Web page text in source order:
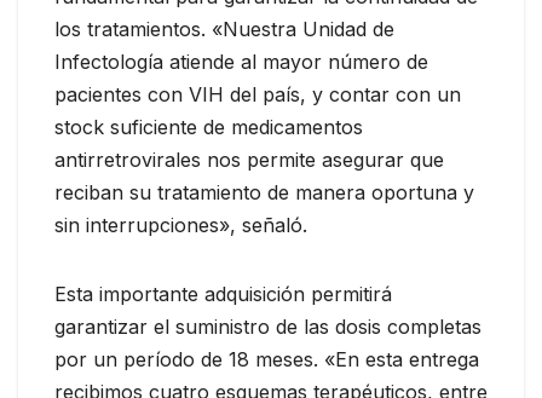
los tratamientos. «Nuestra Unidad de
Infectología atiende al mayor número de
pacientes con VIH del país, y contar con un
stock suficiente de medicamentos
antirretrovirales nos permite asegurar que
reciban su tratamiento de manera oportuna y
sin interrupciones», señaló.
Esta importante adquisición permitirá
garantizar el suministro de las dosis completas
por un período de 18 meses. «En esta entrega
recibimos cuatro esquemas terapéuticos, entre